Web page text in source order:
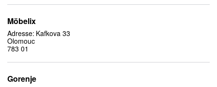
Möbelix
Adresse: Kafkova 33
Olomouc
783 01
Gorenje